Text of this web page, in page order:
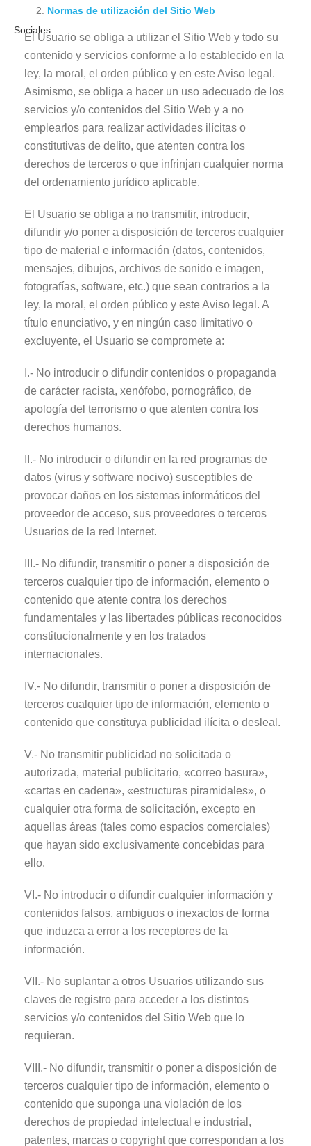
Normas de utilización del Sitio Web
El Usuario se obliga a utilizar el Sitio Web y todo su
contenido y servicios conforme a lo establecido en la
ley, la moral, el orden público y en este Aviso legal.
Asimismo, se obliga a hacer un uso adecuado de los
servicios y/o contenidos del Sitio Web y a no
emplearlos para realizar actividades ilícitas o
constitutivas de delito, que atenten contra los
derechos de terceros o que infrinjan cualquier norma
del ordenamiento jurídico aplicable.
El Usuario se obliga a no transmitir, introducir,
difundir y/o poner a disposición de terceros cualquier
tipo de material e información (datos, contenidos,
mensajes, dibujos, archivos de sonido e imagen,
fotografías, software, etc.) que sean contrarios a la
ley, la moral, el orden público y este Aviso legal. A
título enunciativo, y en ningún caso limitativo o
excluyente, el Usuario se compromete a:
I.- No introducir o difundir contenidos o propaganda
de carácter racista, xenófobo, pornográfico, de
apología del terrorismo o que atenten contra los
derechos humanos.
II.- No introducir o difundir en la red programas de
datos (virus y software nocivo) susceptibles de
provocar daños en los sistemas informáticos del
proveedor de acceso, sus proveedores o terceros
Usuarios de la red Internet.
III.- No difundir, transmitir o poner a disposición de
terceros cualquier tipo de información, elemento o
contenido que atente contra los derechos
fundamentales y las libertades públicas reconocidos
constitucionalmente y en los tratados
internacionales.
IV.- No difundir, transmitir o poner a disposición de
terceros cualquier tipo de información, elemento o
contenido que constituya publicidad ilícita o desleal.
V.- No transmitir publicidad no solicitada o
autorizada, material publicitario, «correo basura»,
«cartas en cadena», «estructuras piramidales», o
cualquier otra forma de solicitación, excepto en
aquellas áreas (tales como espacios comerciales)
que hayan sido exclusivamente concebidas para
ello.
VI.- No introducir o difundir cualquier información y
contenidos falsos, ambiguos o inexactos de forma
que induzca a error a los receptores de la
información.
VII.- No suplantar a otros Usuarios utilizando sus
claves de registro para acceder a los distintos
servicios y/o contenidos del Sitio Web que lo
requieran.
VIII.- No difundir, transmitir o poner a disposición de
terceros cualquier tipo de información, elemento o
contenido que suponga una violación de los
derechos de propiedad intelectual e industrial,
patentes, marcas o copyright que correspondan a los